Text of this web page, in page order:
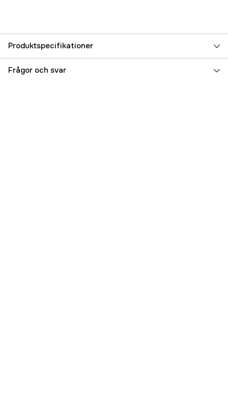
Produktspecifikationer
Typ av ammunition Jakt
Frågor och svar